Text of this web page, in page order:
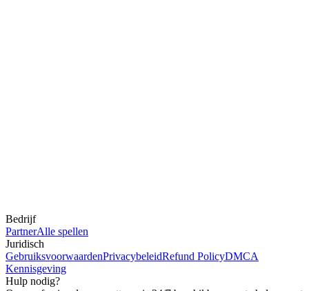
Bedrijf
PartnerAlle spellen
Juridisch
GebruiksvoorwaardenPrivacybeleidRefund PolicyDMCA
Kennisgeving
Hulp nodig?